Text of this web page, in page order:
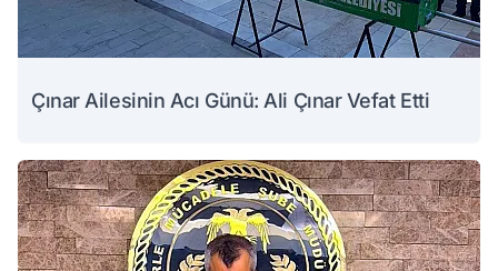
Çınar Ailesinin Acı Günü: Ali Çınar Vefat Etti